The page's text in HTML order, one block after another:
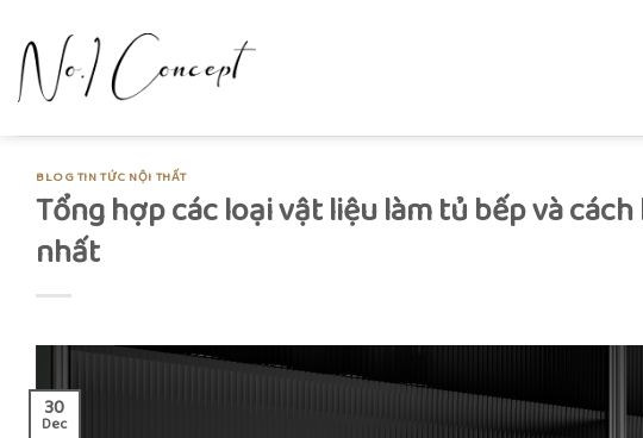
content
BLOG TIN TỨC NỘI THẤT
Tổng hợp các loại vật liệu làm tủ bếp và
nhất
30
Dec